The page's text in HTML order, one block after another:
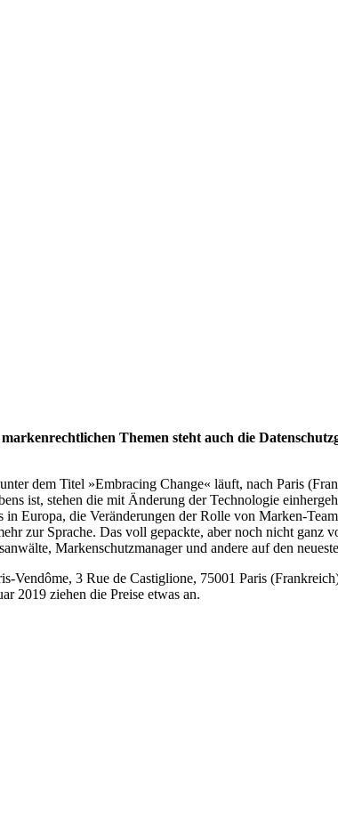
Themen steht auch die
dem Titel »Embracing Change« läuft, nach Paris
ist, stehen die mit Änderung der Technologie
Europa, die Veränderungen der Rolle von Marken-
zur Sprache. Das voll gepackte, aber noch nicht ganz
Markenschutzmanager und andere auf den
Vendôme, 3 Rue de Castiglione, 75001 Paris
2019 ziehen die Preise etwas an.